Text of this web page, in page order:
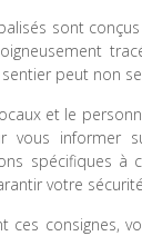
sont
sentier peut non
et le
vous informer
spécifiques à
votre
ces consignes,